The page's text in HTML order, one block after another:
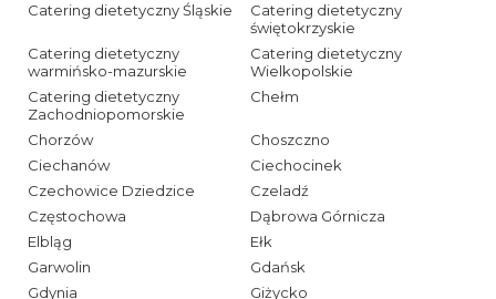
Catering dietetyczny Śląskie
Catering dietetyczny
świętokrzyskie
Catering dietetyczny
warmińsko-mazurskie
Catering dietetyczny
Wielkopolskie
Catering dietetyczny
Zachodniopomorskie
Chełm
Chorzów
Choszczno
Ciechanów
Ciechocinek
Czechowice Dziedzice
Czeladź
Częstochowa
Dąbrowa Górnicza
Elbląg
Ełk
Garwolin
Gdańsk
Gdynia
Giżycko